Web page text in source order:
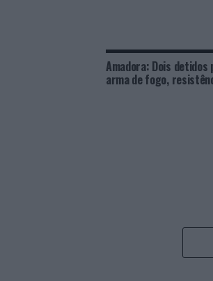
Amadora: Dois detidos
arma de fogo,